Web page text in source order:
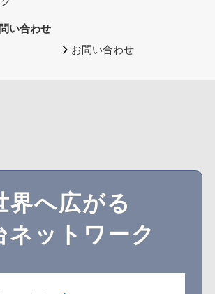
い合わせ
お問い合わせ
界へ広がる
ネットワーク